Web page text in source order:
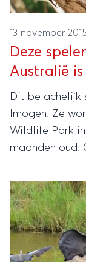
13 november 2015
Deze
Australië
Dit belachelijk
Imogen. Ze
Wildlife Park
maanden oud.